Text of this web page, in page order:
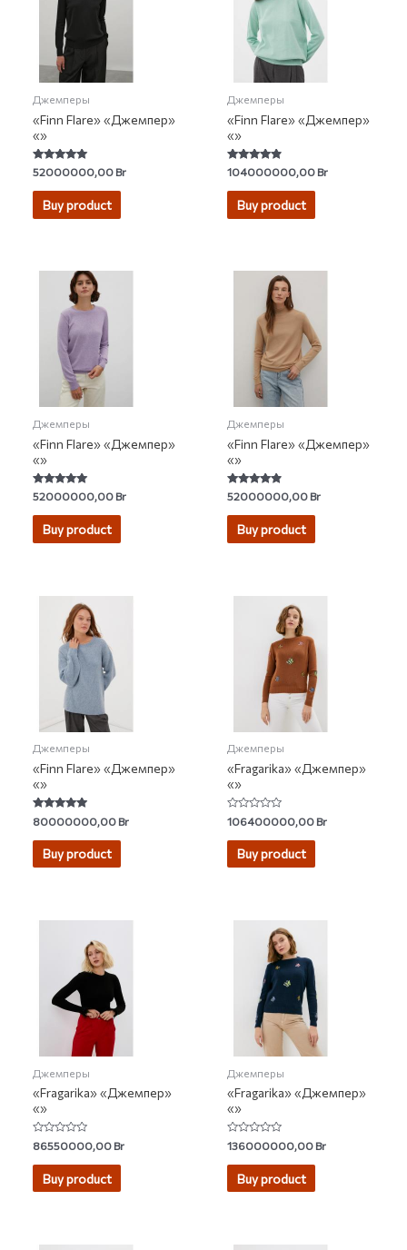
Джемперы
«Finn Flare» «Джемпер»
«»
Rated
4.81
out of 5
52000000,00Br
Buy product
Джемперы
«Finn Flare» «Джемпер»
«»
Rated
4.59
out of 5
104000000,00Br
Buy product
Джемперы
«Finn Flare» «Джемпер»
«»
Rated
4.77
out of 5
52000000,00Br
Buy product
Джемперы
«Finn Flare» «Джемпер»
«»
Rated
4.60
out of 5
52000000,00Br
Buy product
Джемперы
«Finn Flare» «Джемпер»
«»
Rated
4.67
out of 5
80000000,00Br
Buy product
Джемперы
«Fragarika» «Джемпер»
«»
Rated
0
out
106400000,00Br
Buy product
Джемперы
«Fragarika» «Джемпер»
«»
Rated
0
out
86550000,00Br
Buy product
Джемперы
«Fragarika» «Джемпер»
«»
Rated
0
out
136000000,00Br
Buy product